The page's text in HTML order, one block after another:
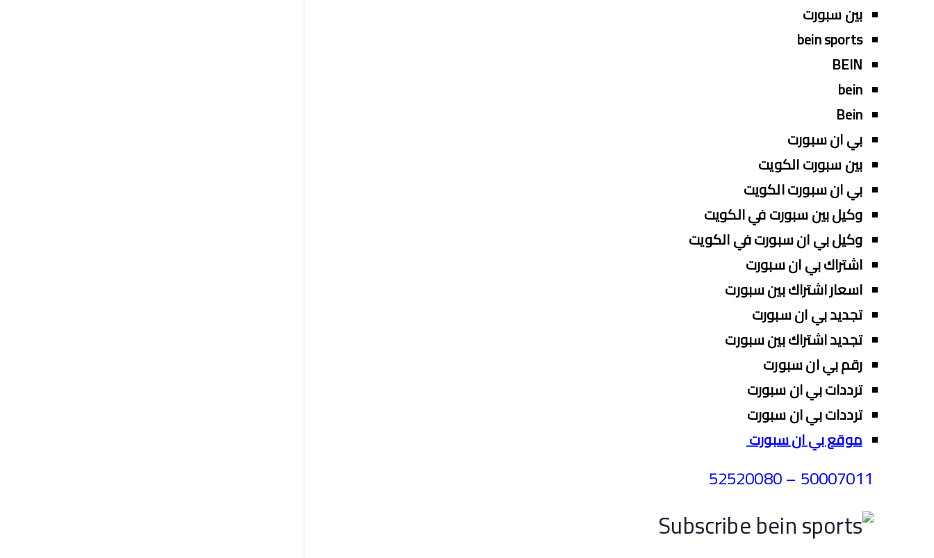
بين سبورت
bein sports
BEIN
bein
Bein
بي ان سبورت
بين سبورت الكويت
بي ان سبورت الكويت
وكيل بين سبورت في الكويت
وكيل بي ان سبورت في الكويت
اشتراك بي ان سبورت
اسعار اشتراك بين سبورت
تجديد بي ان سبورت
تجديد اشتراك بين سبورت
رقم بي ان سبورت
ترددات بي ان سبورت
ترددات بي ان سبورت
موقع بي ان سبورت
50007011 – 52520080